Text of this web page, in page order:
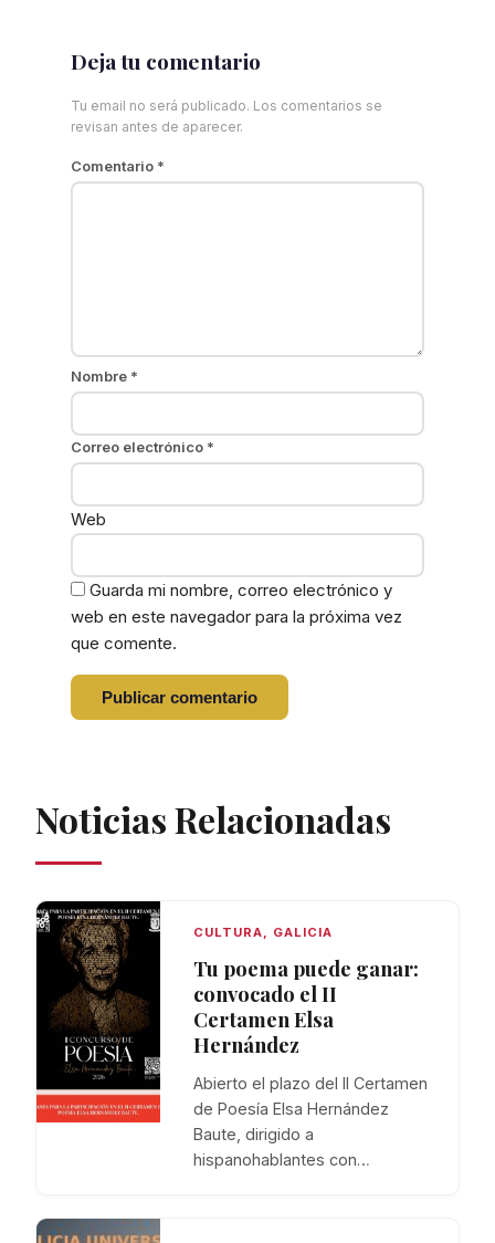
Deja tu comentario
Tu email no será publicado. Los comentarios se
revisan antes de aparecer.
Comentario *
Nombre *
Correo electrónico *
Web
Guarda mi nombre, correo electrónico y
web en este navegador para la próxima vez
que comente.
Noticias Relacionadas
CULTURA, GALICIA
Tu poema puede ganar:
convocado el II
Certamen Elsa
Hernández
Abierto el plazo del II Certamen
de Poesía Elsa Hernández
Baute, dirigido a
hispanohablantes con…